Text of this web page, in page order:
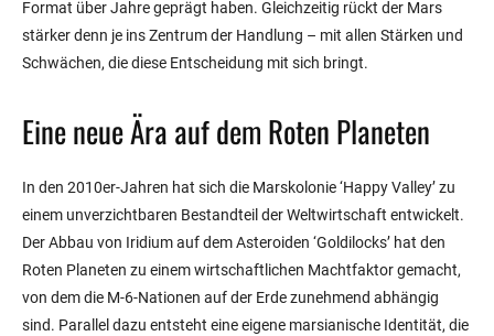
Format über Jahre geprägt haben. Gleichzeitig rückt der Mars
stärker denn je ins Zentrum der Handlung – mit allen Stärken und
Schwächen, die diese Entscheidung mit sich bringt.
Eine neue Ära auf dem Roten Planeten
In den 2010er-Jahren hat sich die Marskolonie ‘Happy Valley’ zu
einem unverzichtbaren Bestandteil der Weltwirtschaft entwickelt.
Der Abbau von Iridium auf dem Asteroiden ‘Goldilocks’ hat den
Roten Planeten zu einem wirtschaftlichen Machtfaktor gemacht,
von dem die M-6-Nationen auf der Erde zunehmend abhängig
sind. Parallel dazu entsteht eine eigene marsianische Identität, die